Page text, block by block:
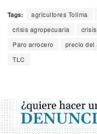
Tags: agricultores Tolima
crisis agropecuaria
Paro arrocero
precio del
TLC